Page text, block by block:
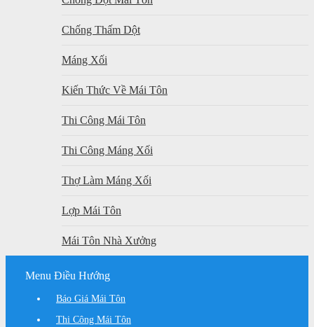
Chống Thấm Dột
Máng Xối
Kiến Thức Về Mái Tôn
Thi Công Mái Tôn
Thi Công Máng Xối
Thợ Làm Máng Xối
Lợp Mái Tôn
Mái Tôn Nhà Xưởng
Menu Điều Hướng
Báo Giá Mái Tôn
Thi Công Mái Tôn